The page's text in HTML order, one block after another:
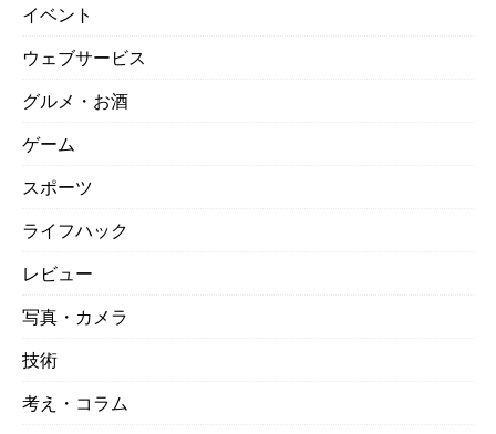
イベント
ウェブサービス
グルメ・お酒
ゲーム
スポーツ
ライフハック
レビュー
写真・カメラ
技術
考え・コラム